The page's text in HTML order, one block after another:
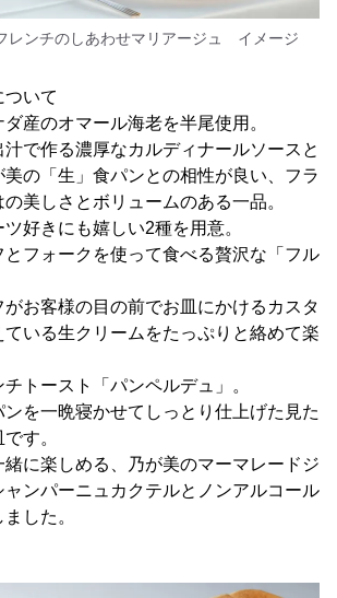
レンチのしあわせマリアージュ イメージ
いて
産のオマール海老を半尾使用。
で作る濃厚なカルディナールソースと
美の「生」食パンとの相性が良い、フラ
美しさとボリュームのある一品。
好きにも嬉しい2種を用意。
フォークを使って食べる贅沢な「フル
お客様の目の前でお皿にかけるカスタ
いる生クリームをたっぷりと絡めて楽
トースト「パンペルデュ」。
を一晩寝かせてしっとり仕上げた見た
す。
緒に楽しめる、乃が美のマーマレードジ
ャンパーニュカクテルとノンアルコール
した。